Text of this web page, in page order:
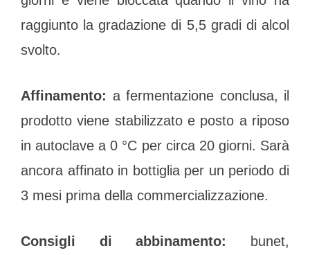
raggiunto la gradazione di 5,5 gradi di alcol
svolto.
Affinamento: a fermentazione conclusa, il
prodotto viene stabilizzato e posto a riposo
in autoclave a 0 °C per circa 20 giorni. Sarà
ancora affinato in bottiglia per un periodo di
3 mesi prima della commercializzazione.
Consigli di abbinamento:
bunet,